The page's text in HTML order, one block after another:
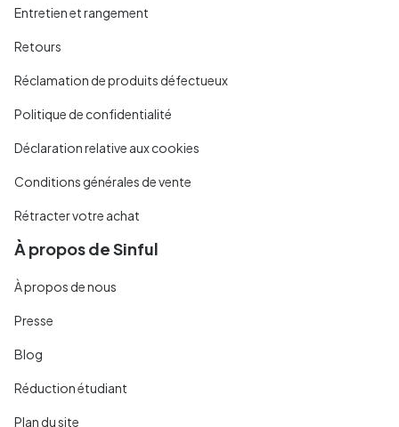
Entretien et rangement
Retours
Réclamation de produits défectueux
Politique de confidentialité
Déclaration relative aux cookies
Conditions générales de vente
Rétracter votre achat
À propos de Sinful
À propos de nous
Presse
Blog
Réduction étudiant
Plan du site